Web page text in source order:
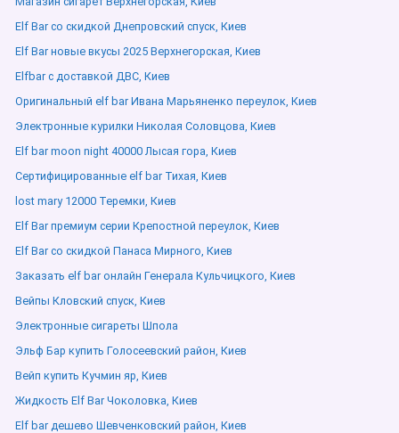
Elf Bar со скидкой Днепровский спуск, Киев
Elf Bar новые вкусы 2025 Верхнегорская, Киев
Elfbar с доставкой ДВС, Киев
Оригинальный elf bar Ивана Марьяненко переулок, Киев
Электронные курилки Николая Соловцова, Киев
Elf bar moon night 40000 Лысая гора, Киев
Сертифицированные elf bar Тихая, Киев
lost mary 12000 Теремки, Киев
Elf Bar премиум серии Крепостной переулок, Киев
Elf Bar со скидкой Панаса Мирного, Киев
Заказать elf bar онлайн Генерала Кульчицкого, Киев
Вейпы Кловский спуск, Киев
Электронные сигареты Шпола
Эльф Бар купить Голосеевский район, Киев
Вейп купить Кучмин яр, Киев
Жидкость Elf Bar Чоколовка, Киев
Elf bar дешево Шевченковский район, Киев